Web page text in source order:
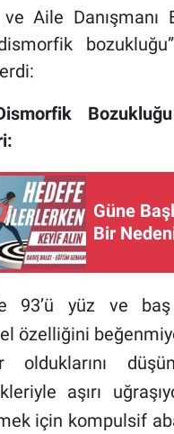
Aile Danışmanı
Güne
Bir
93’ü yüz ve
özelliğini
olduklarını
aşırı
için kompulsif